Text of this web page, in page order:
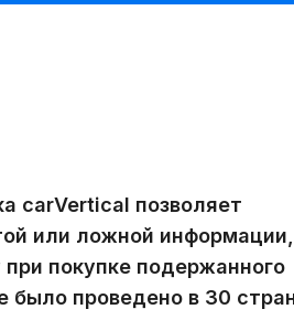
carVertical позволяет
или ложной информации,
покупке подержанного
проведено в 30